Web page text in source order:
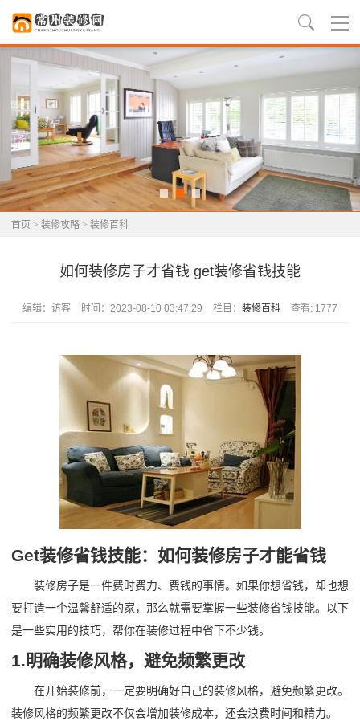
首页 > 装修攻略 > 装修百科
如何装修房子才省钱 get装修省钱技能
编辑：访客 时间：2023-08-10 03:47:29 栏目： 装修百科 查看: 1777
Get装修省钱技能：如何装修房子才能省钱
装修房子是一件费时费力、费钱的事情。如果你想省钱，却也想
要打造一个温馨舒适的家，那么就需要掌握一些装修省钱技能。以下
是一些实用的技巧，帮你在装修过程中省下不少钱。
1.明确装修风格，避免频繁更改
在开始装修前，一定要明确好自己的装修风格，避免频繁更改。
装修风格的频繁更改不仅会增加装修成本，还会浪费时间和精力。